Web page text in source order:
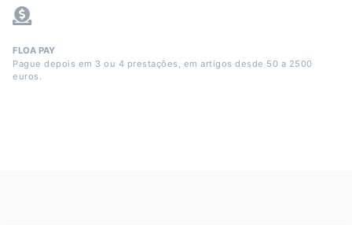
FLOA PAY
Pague depois em 3 ou 4 prestações, em artigos desde 50 a 2500
euros.